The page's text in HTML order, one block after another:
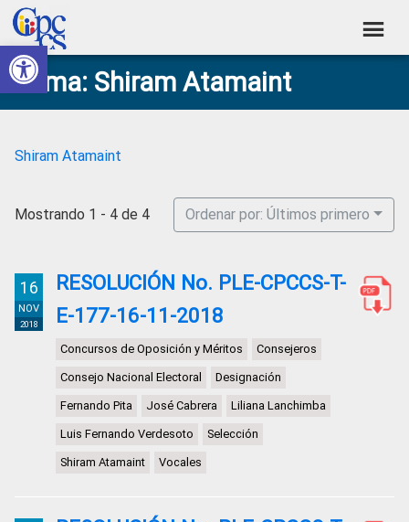
Abrir barra de herramientas
Skip
to
primary
navigation
Skip
to
main
content
Skip
to
primary
sidebar
Skip
to
footer
Consejo
de
Ciudadana
Control
Construyendo
Poder
Ciudadano
Tema: Shiram Atamaint
Shiram Atamaint
Mostrando 1 - 4 de 4 Ordenar por: Últimos primero
16
NOV
2018
RESOLUCIÓN No. PLE-CPCCS-T-
E-177-16-11-2018
Concursos de Oposición y Méritos Consejeros
Consejo Nacional Electoral Designación
Fernando Pita José Cabrera Liliana Lanchimba
Luis Fernando Verdesoto Selección
Shiram Atamaint Vocales